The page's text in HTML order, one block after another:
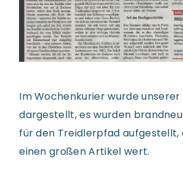
Im Wochenkurier wurde
dargestellt, es wurden
für den Treidlerpfad aufgestellt,
einen großen Artikel wert.